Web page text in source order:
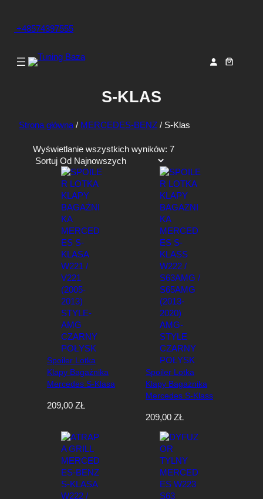
+48574397555
S-KLAS
Strona główna / MERCEDES-BENZ / S-Klas
Wyświetlanie wszystkich wyników: 7P
s
o
r
t
w
a
n
e
w
e
d
ł
u
g
n
a
j
n
o
s
y
h
Spoiler Lotka
Klapy Bagażnika
Mercedes S-Klasa
(2005-2013) Style-
Połysk
209,00 ZŁ
Spoiler Lotka
Klapy Bagażnika
Mercedes S-Klass
S65AMG (2013-
2020) AMG-Style
Czarny Połysk
209,00 ZŁ